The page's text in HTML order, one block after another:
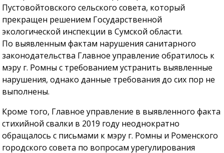
Пустовойтовского сельского совета, который
прекращен решением Государственной
экологической инспекции в Сумской области.
По выявленным фактам нарушения санитарного
законодательства Главное управление обратилось к
мэру г. Ромны с требованием устранить выявленные
нарушения, однако данные требования до сих пор не
выполнены.
Кроме того, Главное управление в выявленного факта
стихийной свалки в 2019 году неоднократно
обращалось с письмами к мэру г. Ромны и Роменского
городского совета по вопросам урегулирования